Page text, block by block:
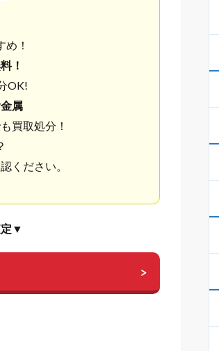
め！
！
OK!
属
買取処分！
ください。
定▼